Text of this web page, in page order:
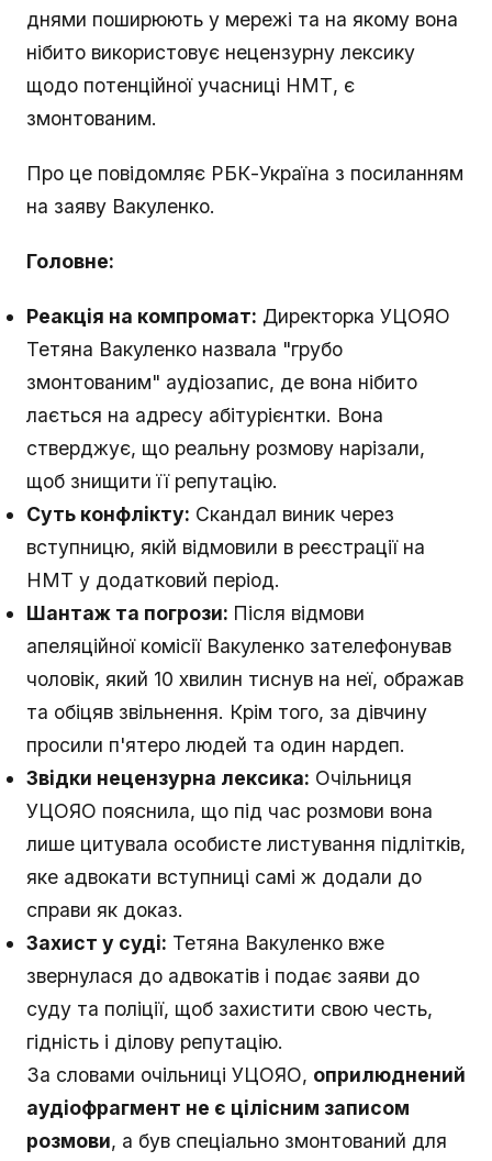
днями поширюють у мережі та на якому вона
нібито використовує нецензурну лексику
щодо потенційної учасниці НМТ, є
змонтованим.
Про це повідомляє РБК-Україна з посиланням
на заяву Вакуленко.
Головне:
Реакція на компромат: Директорка УЦОЯО
Тетяна Вакуленко назвала "грубо
змонтованим" аудіозапис, де вона нібито
лається на адресу абітурієнтки. Вона
стверджує, що реальну розмову нарізали,
щоб знищити її репутацію.
Суть конфлікту: Скандал виник через
вступницю, якій відмовили в реєстрації на
НМТ у додатковий період.
Шантаж та погрози: Після відмови
апеляційної комісії Вакуленко зателефонував
чоловік, який 10 хвилин тиснув на неї, ображав
та обіцяв звільнення. Крім того, за дівчину
просили п'ятеро людей та один нардеп.
Звідки нецензурна лексика: Очільниця
УЦОЯО пояснила, що під час розмови вона
лише цитувала особисте листування підлітків,
яке адвокати вступниці самі ж додали до
справи як доказ.
Захист у суді: Тетяна Вакуленко вже
звернулася до адвокатів і подає заяви до
суду та поліції, щоб захистити свою честь,
гідність і ділову репутацію.
За словами очільниці УЦОЯО, оприлюднений
аудіофрагмент не є цілісним записом
розмови, а був спеціально змонтований для